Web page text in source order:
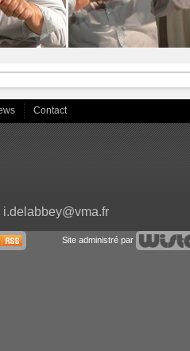
Contact
i.delabbey@vma.fr
Site administré par